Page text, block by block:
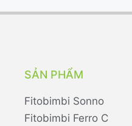
SẢN PHẨM
Fitobimbi Sonno
Fitobimbi Ferro C